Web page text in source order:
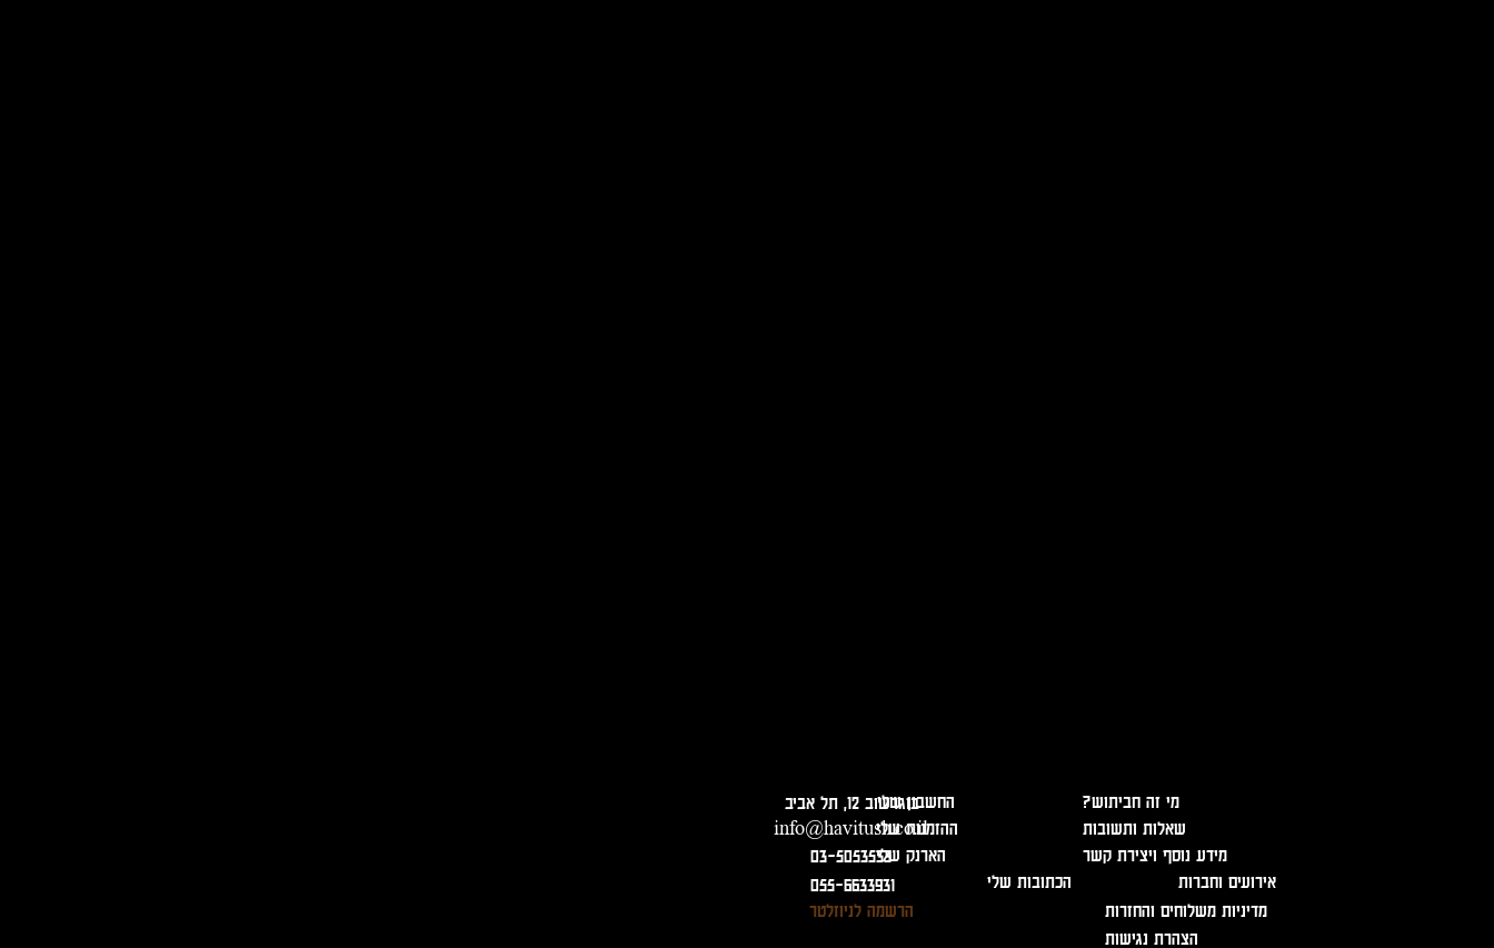
החשבון שלי
ההזמנות שלי
הארנק שלי
הכתובות שלי
בוגרשוב 12, תל אביב
info@havitush.co.il
03-5053533
055-6633931
הרשמה לניוזלטר
?מי זה חביתוש
שאלות ותשובות
מידע נוסף ויצירת קשר
אירועים וחברות
מדיניות משלוחים והחזרות
הצהרת נגישות